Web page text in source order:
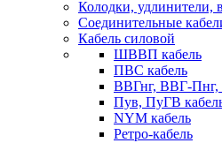
Колодки, удлинители,
Соединительные
Кабель силовой
ШВВП кабель
ПВС кабель
ВВГнг, ВВГ-Пнг,
Пув, ПуГВ
NYM кабель
Ретро-кабель